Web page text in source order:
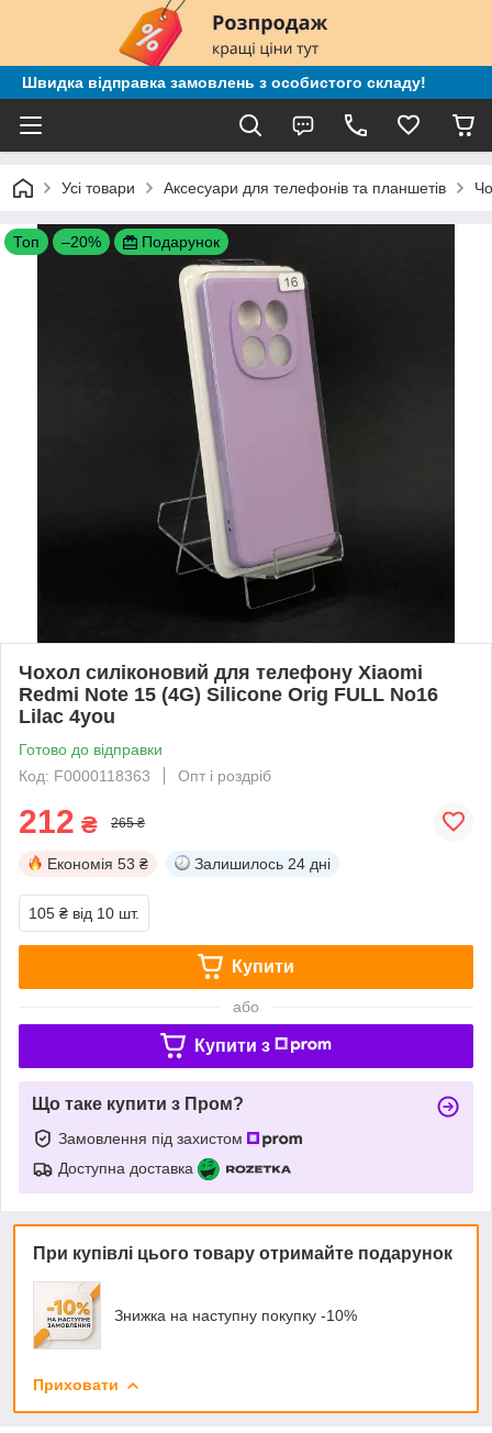
Швидка відправка замовлень з особистого складу!
Усі товари Аксесуари для телефонів та планшетів
Топ –20% Подарунок
Чохол силіконовий для телефону Xiaomi
Redmi Note 15 (4G) Silicone Orig FULL No16
Lilac 4you
Готово до відправки
Код: F0000118363
Опт і роздріб
212 ₴ 265 ₴
Економія 53 ₴ Залишилось 24 дні
105 ₴ від 10 шт.
Купити
або
Купити з
Що таке купити з Пром?
Замовлення під захистом
Доступна доставка
При купівлі цього товару отримайте подарунок
Знижка на наступну покупку -10%
Приховати